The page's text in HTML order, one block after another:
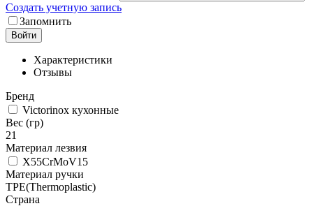
Создать учетную запись
Запомнить
Войти
Характеристики
Отзывы
Бренд
Victorinox кухонные
Вес (гр)
21
Материал лезвия
X55CrMoV15
Материал ручки
TPE(Thermoplastic)
Страна